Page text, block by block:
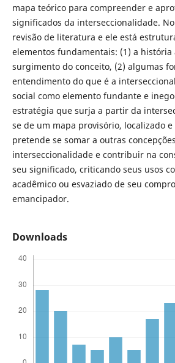
mapa teórico para compreender e
significados da interseccionalidade.
revisão de literatura e ele está
elementos fundamentais: (1) a
surgimento do conceito, (2) algumas
entendimento do que é a
social como elemento fundante e
estratégia que surja a partir da
se de um mapa provisório, localizado
pretende se somar a outras
interseccionalidade e contribuir na
seu significado, criticando seus usos
acadêmico ou esvaziado de seu
emancipador.
Downloads